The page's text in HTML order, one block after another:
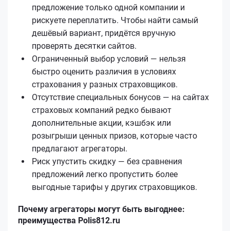
предложение только одной компании и
рискуете переплатить. Чтобы найти самый
дешёвый вариант, придётся вручную
проверять десятки сайтов.
Ограниченный выбор условий — нельзя
быстро оценить различия в условиях
страхования у разных страховщиков.
Отсутствие специальных бонусов — на сайтах
страховых компаний редко бывают
дополнительные акции, кэшбэк или
розыгрыши ценных призов, которые часто
предлагают агрегаторы.
Риск упустить скидку — без сравнения
предложений легко пропустить более
выгодные тарифы у других страховщиков.
Почему агрегаторы могут быть выгоднее:
преимущества Polis812.ru